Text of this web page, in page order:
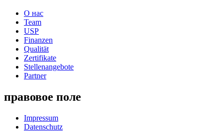
О нас
Team
USP
Finanzen
Qualität
Zertifikate
Stellenangebote
Partner
правовое поле
Impressum
Datenschutz